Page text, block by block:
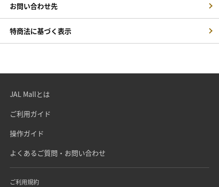
お問い合わせ先
特商法に基づく表示
JAL Mallとは
ご利用ガイド
操作ガイド
よくあるご質問・お問い合わせ
ご利用規約